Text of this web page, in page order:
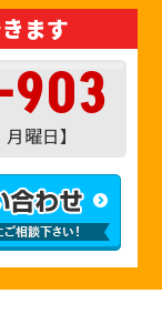
ます
曜日】